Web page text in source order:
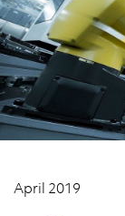
April 2019